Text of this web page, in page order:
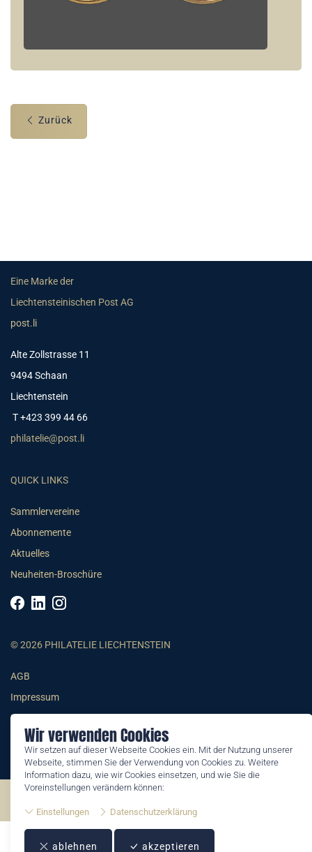
Wir verwenden Cookies
Wir setzen auf dieser Webseite Cookies ein. Mit der Nutzung unserer
Webseite, stimmen Sie der Verwendung von Cookies zu. Weitere
Information dazu, wie wir Cookies einsetzen, und wie Sie die
Voreinstellungen verändern können:
Einstellungen Datenschutzerklärung
ablehnen akzeptieren
Zurück
Eine Marke der
Liechtensteinischen Post AG
post.li
Alte Zollstrasse 11
9494 Schaan
Liechtenstein
T +423 399 44 66
philatelie@post.li
QUICK LINKS
Sammlervereine
Abonnemente
Aktuelles
Neuheiten-Broschüre
© 2026 PHILATELIE LIECHTENSTEIN
AGB
Impressum
Datenschutzerklärung